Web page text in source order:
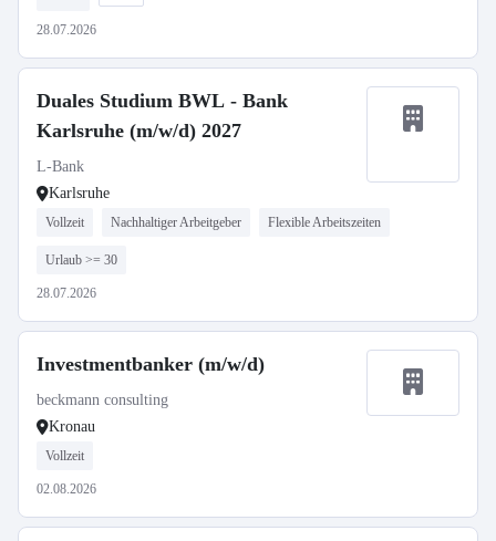
28.07.2026
Duales Studium BWL - Bank
Karlsruhe (m/w/d) 2027
L-Bank
Karlsruhe
Vollzeit Nachhaltiger Arbeitgeber Flexible Arbeitszeiten
Urlaub >= 30
28.07.2026
Investmentbanker (m/w/d)
beckmann consulting
Kronau
Vollzeit
02.08.2026